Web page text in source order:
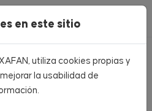
PRODUCTOS
PRODUCTOS
en este sitio
utiliza cookies propias y
la usabilidad de